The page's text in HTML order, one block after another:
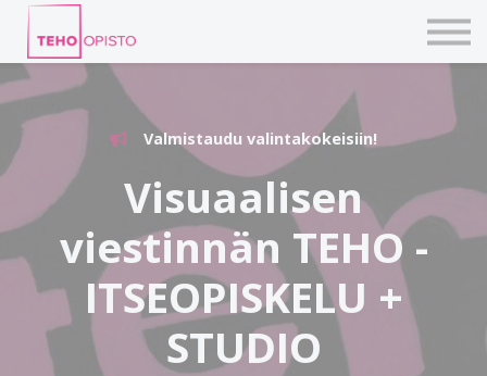
KIRJAUDU TEHOVERKKOON
Valmistaudu valintakokeisiin!
Visuaalisen
viestinnän TEHO -
ITSEOPISKELU +
STUDIO